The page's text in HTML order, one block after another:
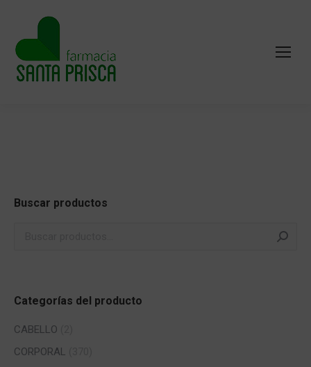
Buscar productos
Categorías del producto
CABELLO
CORPORAL